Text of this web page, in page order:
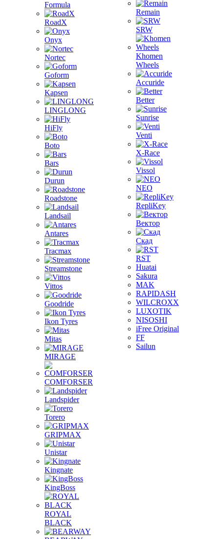
Formula
RoadX
Onyx
Nortec
Goform
Kapsen
LINGLONG
HiFly
Boto
Bars
Durun
Roadstone
Landsail
Antares
Tracmax
Streamstone
Vittos
Goodride
Ikon Tyres
Mitas
MIRAGE
COMFORSER
Landspider
Torero
GRIPMAX
Unistar
Kingnate
KingBoss
ROYAL
BLACK
Remain
SRW
Khomen
Wheels
Accuride
Better
Sunrise
Venti
X-Race
Vissol
NEO
RepliKey
Вектор
Скад
RST
Huatai
Sakura
MAK
RAPIDASH
WILCROXX
LUXOTIK
NISOSHI
iFree Original
FF
Sailun